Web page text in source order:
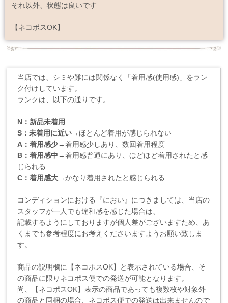
それ以外、状態は良いです
【ネコポスOK】
当店では、シミや難には関係なく「着用感(使用感)」をラン
ク付けしています。
ランクは、以下の通りです。
N：新品未着用
S：未着用に近い→ほとんど着用が感じられない
A：着用感少→着用感少しあり、数回着用程度
B：着用感中→着用感普通にあり、ほどほど着用されたと感
じられる
C：着用感大→かなり着用されたと感じられる
コンディションにおける『におい』につきましては、当店の
スタッフが一人でも違和感を感じた場合は、
記載するようにしておりますが個人差がございますため、あ
くまでも参考程度にお考えくださいますようお願い致しま
す。
商品の説明欄に【ネコポスOK】と表示されている場合、そ
の商品に限りネコポス便での発送が可能となります。
尚、【ネコポスOK】表示の商品であっても複数枚や対象外
の商品と同梱の場合、ネコポス便での発送は出来ませんので